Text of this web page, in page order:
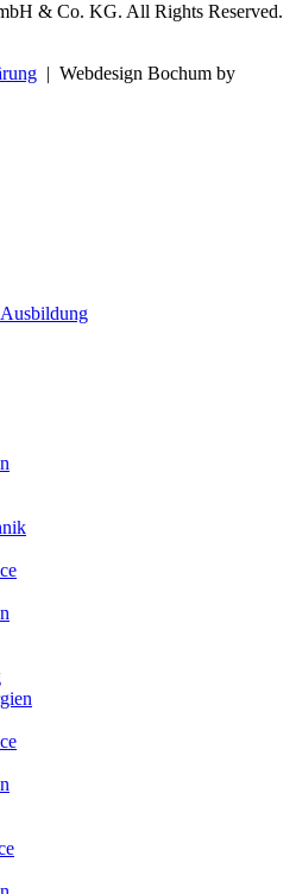
& Co. KG. All Rights Reserved.
| Webdesign Bochum by